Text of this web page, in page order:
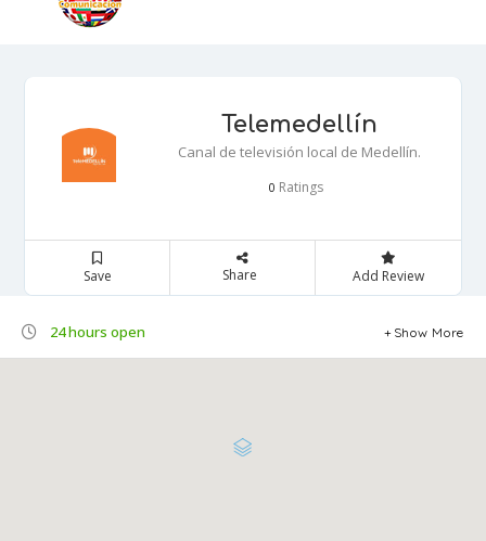
Telemedellín
Canal de televisión local de Medellín.
0 Ratings
Save Share Add Review
24 hours open Show More